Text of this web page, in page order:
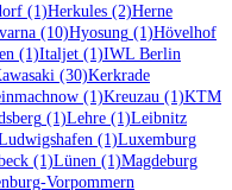
(1)Herkules (2)Herne
(10)Hyosung (1)Hövelhof
(1)Italjet (1)IWL Berlin
(30)Kerkrade
(1)Kreuzau (1)KTM
(1)Lehre (1)Leibnitz
(1)Luxemburg
(1)Lünen (1)Magdeburg
Vorpommern